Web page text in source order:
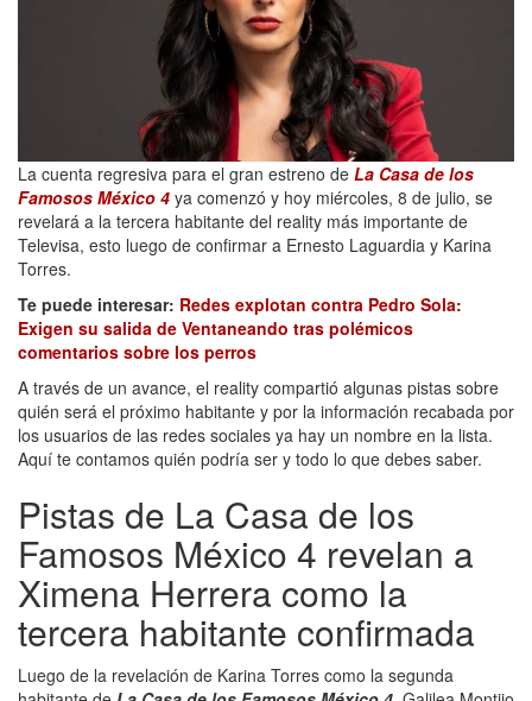
La cuenta regresiva para el gran estreno de La Casa de los
Famosos México 4 ya comenzó y hoy miércoles, 8 de julio, se
revelará a la tercera habitante del reality más importante de
Televisa, esto luego de confirmar a Ernesto Laguardia y Karina
Torres.
Te puede interesar: Redes explotan contra Pedro Sola:
Exigen su salida de Ventaneando tras polémicos
comentarios sobre los perros
A través de un avance, el reality compartió algunas pistas sobre
quién será el próximo habitante y por la información recabada por
los usuarios de las redes sociales ya hay un nombre en la lista.
Aquí te contamos quién podría ser y todo lo que debes saber.
Pistas de La Casa de los
Famosos México 4 revelan a
Ximena Herrera como la
tercera habitante confirmada
Luego de la revelación de Karina Torres como la segunda